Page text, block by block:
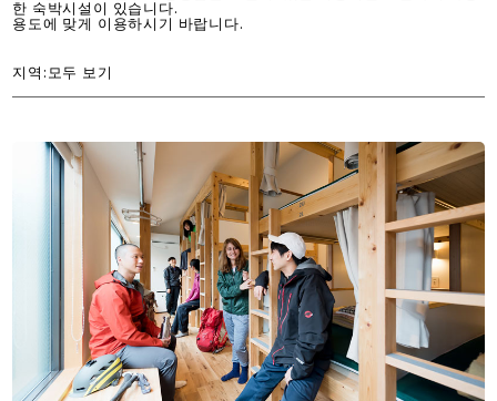
한 숙박시설이 있습니다.
용도에 맞게 이용하시기 바랍니다.
지역:모두 보기